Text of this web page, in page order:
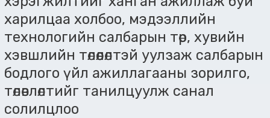
харилцаа холбоо, мэдээллийн
технологийн салбарын төр, хувийн
хэвшлийн төлөөлөлтэй уулзаж салбарын
бодлого үйл ажиллагааны зорилго,
төлөвлөлтийг танилцуулж санал
солилцлоо
төр,
хувийн
хэвшлийн
төлөөлөлтэй
уулзаж
салбарын
бодлого
үйл